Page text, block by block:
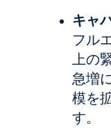
キャ
フル
上の
急増
模を
す。